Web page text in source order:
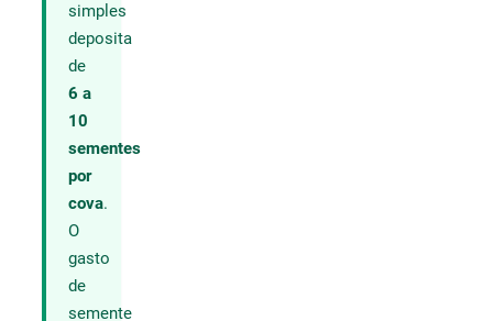
simples
deposita
de
6 a
10
sementes
por
cova.
O
gasto
de
semente